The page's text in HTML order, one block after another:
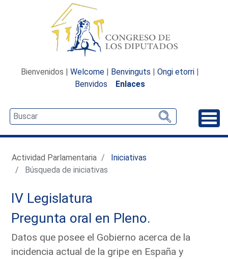
Bienvenidos | Welcome | Benvinguts | Ongi etorri |
Benvidos
Enlaces
Actividad Parlamentaria
Iniciativas
Búsqueda de iniciativas
IV Legislatura
Pregunta oral en Pleno.
Datos que posee el Gobierno acerca de la
incidencia actual de la gripe en España y